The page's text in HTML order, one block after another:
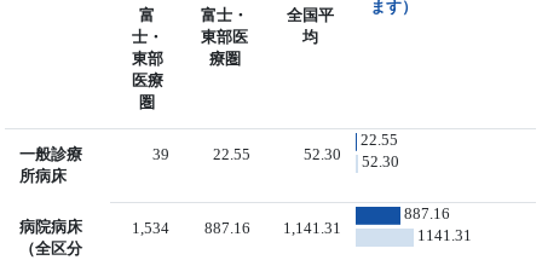
ます）
富
士・
東部
医療
圏
富士・
東部医
療圏
全国平
均
一般診療
所病床
39 22.55 52.30
22.55
52.30
病院病床
（全区分
1,534 887.16 1,141.31
887.16
1141.31